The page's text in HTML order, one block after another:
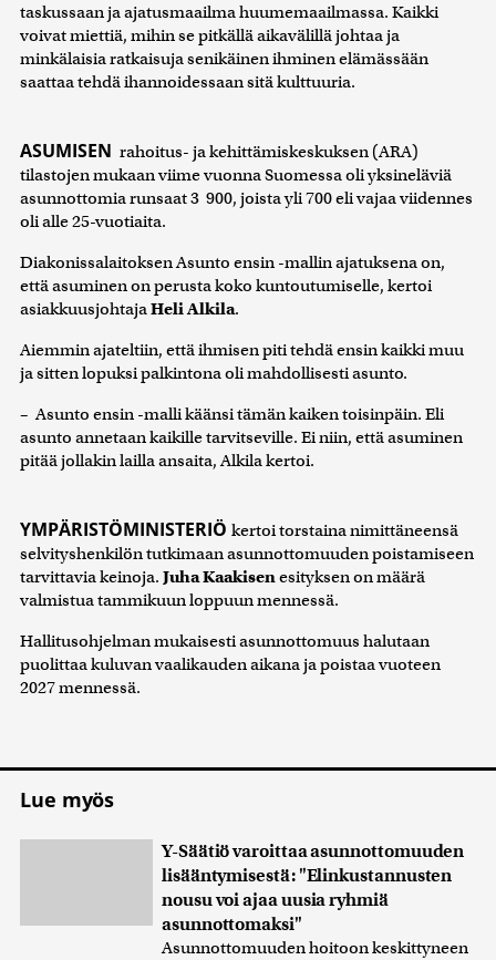
taskussaan ja ajatusmaailma huumemaailmassa. Kaikki
voivat miettiä, mihin se pitkällä aikavälillä johtaa ja
minkälaisia ratkaisuja senikäinen ihminen elämässään
saattaa tehdä ihannoidessaan sitä kulttuuria.
ASUMISEN rahoitus- ja kehittämiskeskuksen (ARA)
tilastojen mukaan viime vuonna Suomessa oli yksineläviä
asunnottomia runsaat 3 900, joista yli 700 eli vajaa viidennes
oli alle 25-vuotiaita.
Diakonissalaitoksen Asunto ensin -mallin ajatuksena on,
että asuminen on perusta koko kuntoutumiselle, kertoi
asiakkuusjohtajaHeli Alkila.
Aiemmin ajateltiin, että ihmisen piti tehdä ensin kaikki muu
ja sitten lopuksi palkintona oli mahdollisesti asunto.
– Asunto ensin -malli käänsi tämän kaiken toisinpäin. Eli
asunto annetaan kaikille tarvitseville. Ei niin, että asuminen
pitää jollakin lailla ansaita, Alkila kertoi.
YMPÄRISTÖMINISTERIÖ kertoi torstaina nimittäneensä
selvityshenkilön tutkimaan asunnottomuuden poistamiseen
tarvittavia keinoja. Juha Kaakisenesityksen on määrä
valmistua tammikuun loppuun mennessä.
Hallitusohjelman mukaisesti asunnottomuus halutaan
puolittaa kuluvan vaalikauden aikana ja poistaa vuoteen
2027 mennessä.
Lue myös
Y-Säätiö varoittaa asunnottomuuden
lisääntymisestä: "Elinkustannusten
nousu voi ajaa uusia ryhmiä
asunnottomaksi"
Asunnottomuuden hoitoon keskittyneen